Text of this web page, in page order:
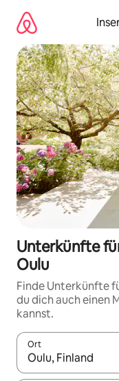
Inhalten
springen
Unterkünfte
Oulu
Finde Unterkünfte
du dich auch einen
kannst.
Ort
Wenn Ergebnisse